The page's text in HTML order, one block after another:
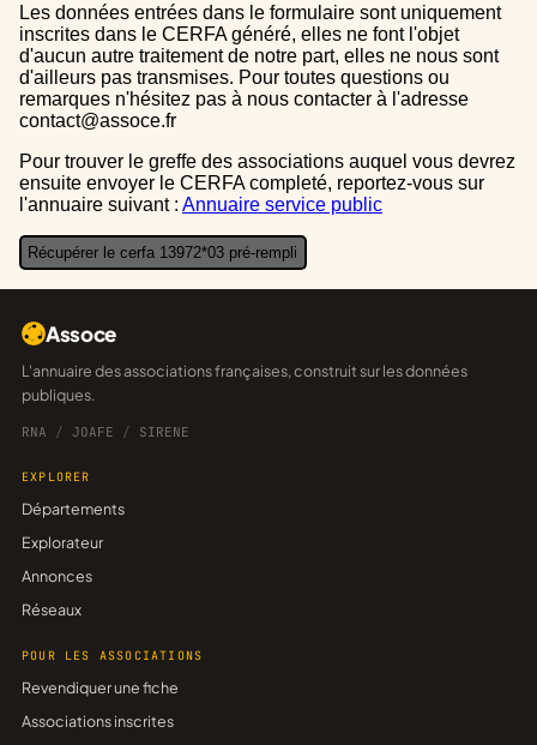
Les données entrées dans le formulaire sont uniquement
inscrites dans le CERFA généré, elles ne font l'objet
d'aucun autre traitement de notre part, elles ne nous sont
d'ailleurs pas transmises. Pour toutes questions ou
remarques n'hésitez pas à nous contacter à l'adresse
contact@assoce.fr
Pour trouver le greffe des associations auquel vous devrez
ensuite envoyer le CERFA completé, reportez-vous sur
l'annuaire suivant : Annuaire service public
Récupérer le cerfa 13972*03 pré-rempli
Assoce
L'annuaire des associations françaises, construit sur les données
publiques.
RNA / JOAFE / SIRENE
EXPLORER
Départements
Explorateur
Annonces
Réseaux
POUR LES ASSOCIATIONS
Revendiquer une fiche
Associations inscrites